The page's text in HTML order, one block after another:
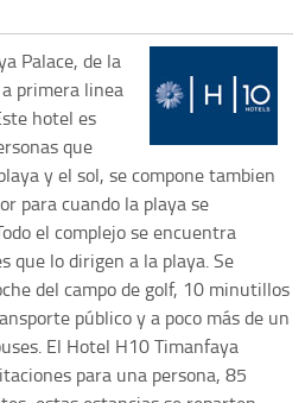
Palace, de la
primera linea
hotel es
que
y el sol, se compone tambien
para cuando la playa se
el complejo se encuentra
que lo dirigen a la playa. Se
del campo de golf, 10 minutillos
público y a poco más de un
El Hotel H10 Timanfaya
para una persona, 85